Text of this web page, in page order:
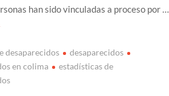
han sido vinculadas a proceso por …
desaparecidos
desaparecidos
en colima
estadísticas de